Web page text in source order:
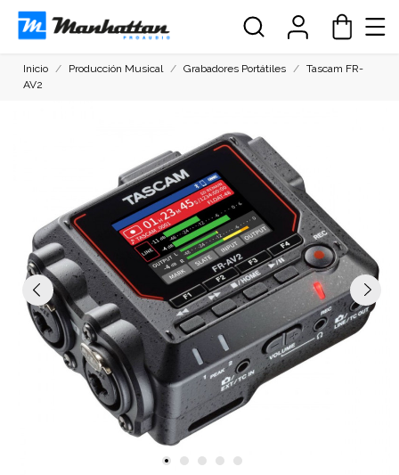
Inicio Producción Musical Grabadores Portátiles
Tascam FR-
AV2